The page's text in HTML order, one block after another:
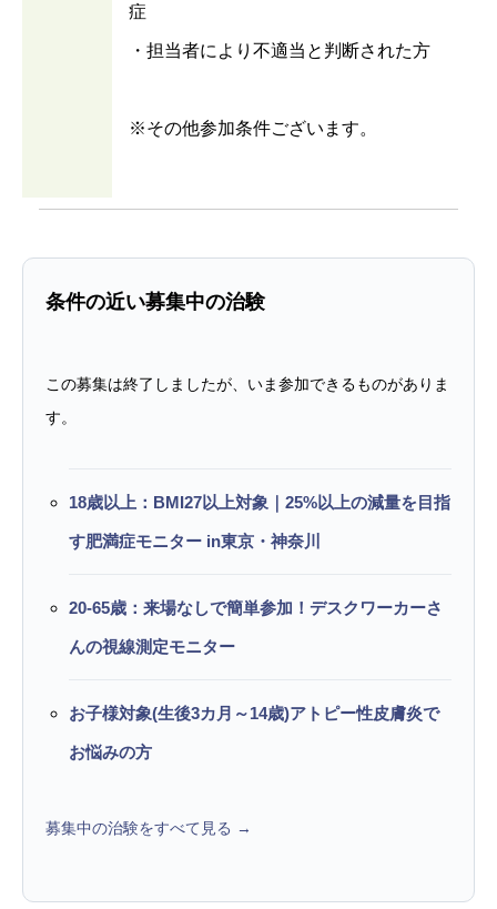
症
・担当者により不適当と判断された方
※その他参加条件ございます。
条件の近い募集中の治験
この募集は終了しましたが、いま参加できるものがありま
す。
18歳以上：BMI27以上対象｜25%以上の減量を目指
す肥満症モニター in東京・神奈川
20-65歳：来場なしで簡単参加！デスクワーカーさ
んの視線測定モニター
お子様対象(生後3カ月～14歳)アトピー性皮膚炎で
お悩みの方
募集中の治験をすべて見る →